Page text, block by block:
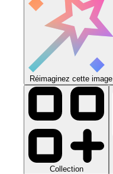
Réimaginez cette image
Collection